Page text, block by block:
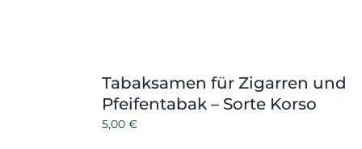
Tabaksamen für Zigarren und
Pfeifentabak – Sorte Korso
5,00 €